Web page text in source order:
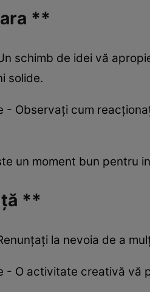
**
schimb de idei vă
solide.
- Observați cum
un moment bun pentru
**
la nevoia de a
- O activitate creativă vă